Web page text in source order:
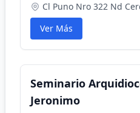
Cl Puno Nro 322 Nd
Ver Más
Seminario
Jeronimo